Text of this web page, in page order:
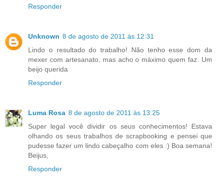
Responder
Unknown 8 de agosto de 2011 às 12:31
Lindo o resultado do trabalho! Não tenho esse dom da
mexer com artesanato, mas acho o máximo quem faz. Um
beijo querida
Responder
Luma Rosa 8 de agosto de 2011 às 13:25
Super legal você dividir os seus conhecimentos! Estava
olhando os seus trabalhos de scrapbooking e pensei que
pudesse fazer um lindo cabeçalho com eles :) Boa semana!
Beijus,
Responder